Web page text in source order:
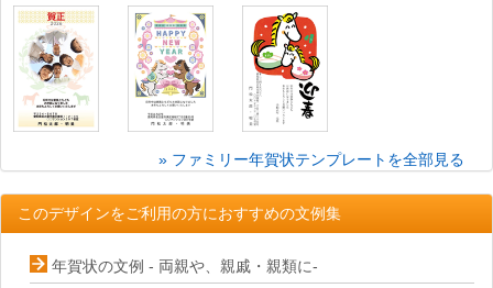
» ファミリー年賀状テンプレートを全部見る
このデザインをご利用の方におすすめの文例集
年賀状の文例 - 両親や、親戚・親類に-